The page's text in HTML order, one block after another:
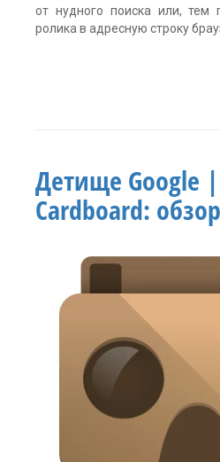
от нудного поиска или, тем
ролика в адресную строку
Детище Google
Cardboard: обзор